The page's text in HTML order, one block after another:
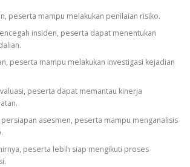
peserta mampu melakukan penilaian risiko.
insiden, peserta dapat menentukan
peserta mampu melakukan investigasi kejadian
peserta dapat memantau kinerja
persiapan asesmen, peserta mampu menganalisis
peserta lebih siap mengikuti proses